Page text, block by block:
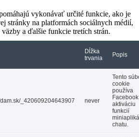
vykonávať určité funkcie, ako je
stránky na platformách sociálnych médií,
a ďalšie funkcie tretích strán.
Dĺžka
trvania
Popis
_420609204643907 never
Tento
cookie
používa
aktiváciu
funkcií
chatu.